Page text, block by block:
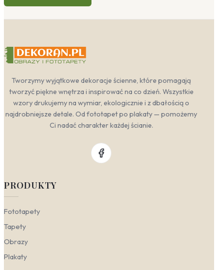
Tworzymy wyjątkowe dekoracje ścienne, które pomagają
tworzyć piękne wnętrza i inspirować na co dzień. Wszystkie
wzory drukujemy na wymiar, ekologicznie i z dbałością o
najdrobniejsze detale. Od fototapet po plakaty — pomożemy
Ci nadać charakter każdej ścianie.
PRODUKTY
Fototapety
Tapety
Obrazy
Plakaty